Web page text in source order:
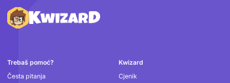
Podnožje
Trebaš pomoć?
Česta pitanja
Kwizard
Cjenik